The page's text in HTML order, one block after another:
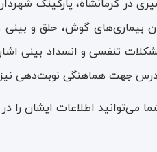
در کرمانشاه، پارکینگ
گوش، حلق و بینی
تنفسی و انسداد بینی
و آدرس جهت هماهنگی نوبت‌دهی
اطلاعات ایشان را